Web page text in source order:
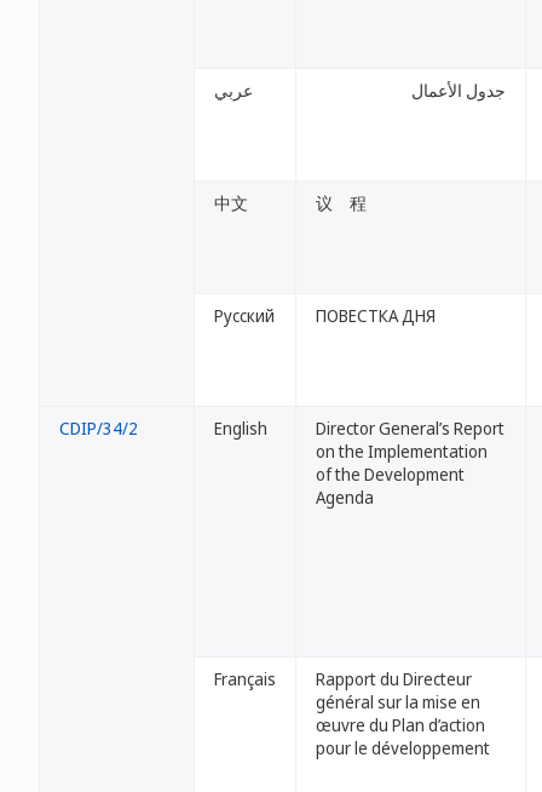
عربي جدول الأعمال
中文 议 程
Русский ПОВЕСТКА ДНЯ
CDIP/34/2 English
Director General’s Report
on the Implementation
of the Development
Agenda
Français
Rapport du Directeur
général sur la mise en
œuvre du Plan d’action
pour le développement